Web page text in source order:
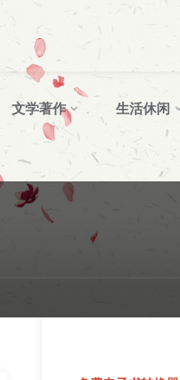
文学著作 生活休闲